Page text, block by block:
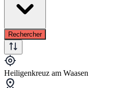
Rechercher
Heiligenkreuz am Waasen